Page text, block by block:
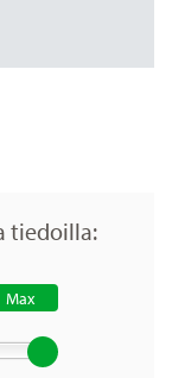
tiedoilla: